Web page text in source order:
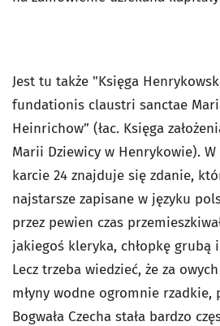
Jest tu także "Księga
fundationis claustri sanctae
Heinrichow” (łac. Księga
Marii Dziewicy w Henrykowie). W
karcie 24 znajduje się zdanie,
najstarsze zapisane w języku
przez pewien czas
jakiegoś kleryka, chłopkę grubą
Lecz trzeba wiedzieć, że za
młyny wodne ogromnie rzadkie,
Bogwała Czecha stała bardzo